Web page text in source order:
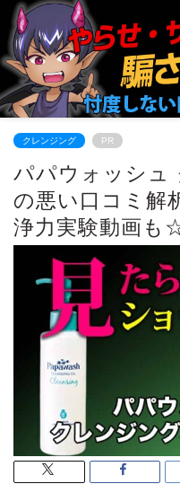
クレンジング PR
パパウォッシュ
の悪い口コミ解
浄力実験動画も